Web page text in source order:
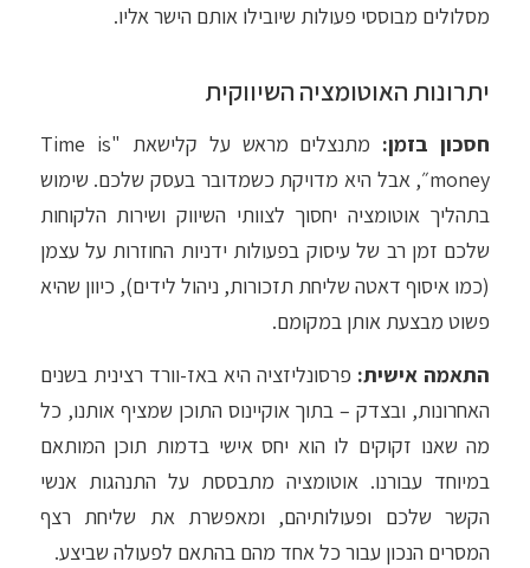
מסלולים מבוססי פעולות שיובילו אותם הישר אליו.
יתרונות האוטומציה השיווקית
חסכון בזמן:
מתנצלים מראש על קלישאת "Time is
money״, אבל היא מדויקת כשמדובר בעסק שלכם. שימוש
בתהליך אוטומציה יחסוך לצוותי השיווק ושירות הלקוחות
שלכם זמן רב של עיסוק בפעולות ידניות החוזרות על עצמן
(כמו איסוף דאטה שליחת תזכורות, ניהול לידים), כיוון שהיא
פשוט מבצעת אותן במקומם.
התאמה אישית: פרסונליזציה היא באז-וורד רצינית בשנים
האחרונות, ובצדק – בתוך אוקיינוס התוכן שמציף אותנו, כל
מה שאנו זקוקים לו הוא יחס אישי בדמות תוכן המותאם
במיוחד עבורנו. אוטומציה מתבססת על התנהגות אנשי
הקשר שלכם ופעולותיהם, ומאפשרת את שליחת רצף
המסרים הנכון עבור כל אחד מהם בהתאם לפעולה שביצע.